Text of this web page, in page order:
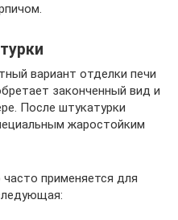
вариант отделки печи
законченный вид и
После штукатурки
жаростойким
применяется для